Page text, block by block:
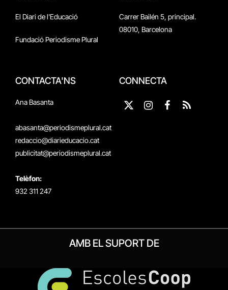
El Diari de l'Educació
Fundació Periodisme Plural
Carrer Bailén 5, principal.
08010, Barcelona
CONTACTA'NS
Ana Basanta
abasanta@periodismeplural.cat
redaccio@diarieducacio.cat
publicitat@periodismeplural.cat
Telèfon:
932 311 247
CONNECTA
X
InstagramFacebook
RSS
AMB EL SUPORT DE